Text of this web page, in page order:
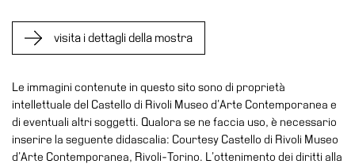
Progetto
Summer
Progetti
Speciali
visita i dettagli della mostra
Le immagini contenute in questo sito sono di proprietà
intellettuale del Castello di Rivoli Museo d’Arte Contemporanea e
di eventuali altri soggetti. Qualora se ne faccia uso, è necessario
inserire la seguente didascalia: Courtesy Castello di Rivoli Museo
d’Arte Contemporanea, Rivoli-Torino. L’ottenimento dei diritti alla